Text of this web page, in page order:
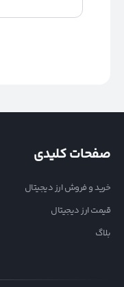
صفحات کلیدی
خرید و فروش ارز دیجیتال
قیمت ارز دیجیتال
بلاگ